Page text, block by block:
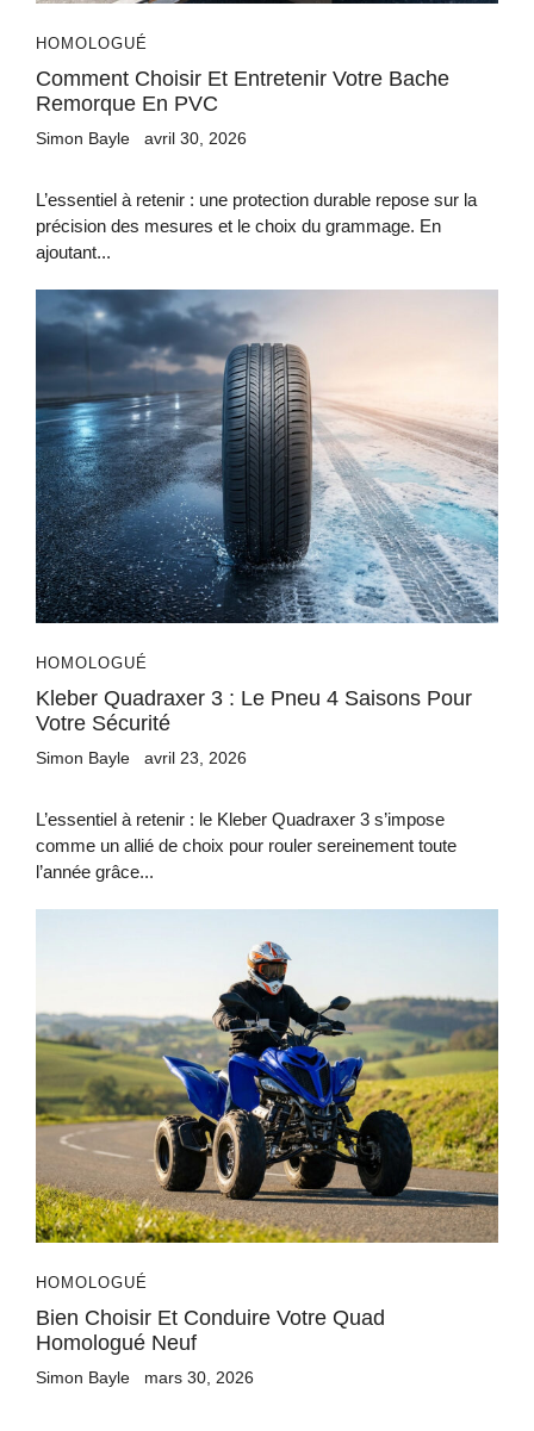
HOMOLOGUÉ
Comment Choisir Et Entretenir Votre Bache
Remorque En PVC
Simon Bayle avril 30, 2026
L’essentiel à retenir : une protection durable repose sur la
précision des mesures et le choix du grammage. En
ajoutant...
HOMOLOGUÉ
Kleber Quadraxer 3 : Le Pneu 4 Saisons Pour
Votre Sécurité
Simon Bayle avril 23, 2026
L’essentiel à retenir : le Kleber Quadraxer 3 s’impose
comme un allié de choix pour rouler sereinement toute
l’année grâce...
HOMOLOGUÉ
Bien Choisir Et Conduire Votre Quad
Homologué Neuf
Simon Bayle mars 30, 2026